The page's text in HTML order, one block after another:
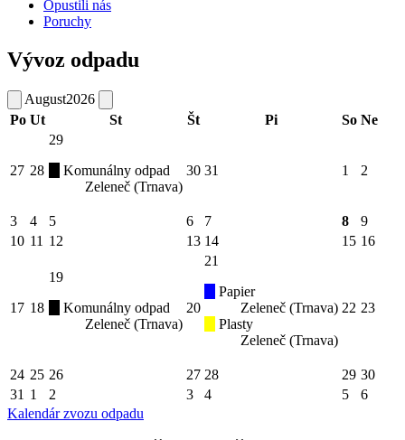
Opustili nás
Poruchy
Vývoz odpadu
August2026
Po Ut St Št Pi So Ne
27 28
29
Komunálny odpad
Zeleneč (Trnava)
30 31 1 2
3 4 5 6 7 8
9
10 11 12 13 14 15 16
17 18
19
Komunálny odpad
Zeleneč (Trnava)
20
21
Papier
Zeleneč (Trnava)
Plasty
Zeleneč (Trnava)
22 23
24 25 26 27 28 29 30
31 1 2 3 4 5
6
Kalendár zvozu odpadu